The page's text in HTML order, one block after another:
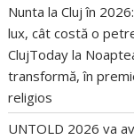
Nunta la Cluj în
lux, cât costă o
ClujToday la
transformă, în
religios
UNTOLD 2026 va